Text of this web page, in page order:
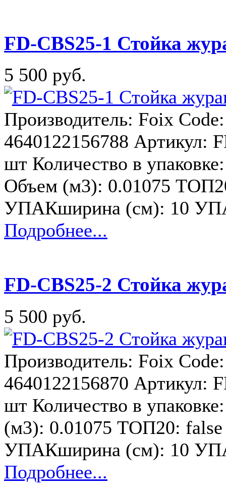
FD-CBS25-1 Стойка
5 500 руб.
Производитель: Foix
4640122156788 Артикул:
шт Количество в
Объем (м3): 0.01075
УПАКширина (см): 10
Подробнее...
FD-CBS25-2 Стойка
5 500 руб.
Производитель: Foix
4640122156870 Артикул:
шт Количество в
(м3): 0.01075 ТОП20:
УПАКширина (см): 10
Подробнее...